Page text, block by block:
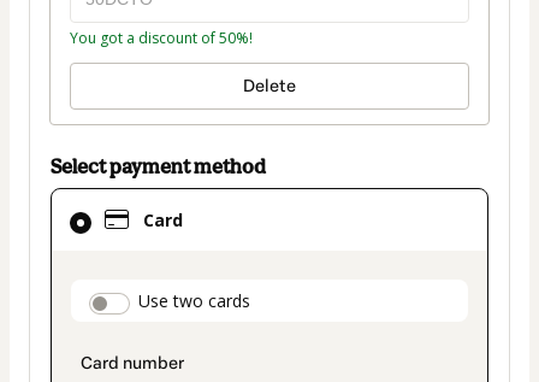
You got a discount of 50%!
Delete
Select payment method
Card
payment_data.section_title_v2
Use two cards
Card
selected
method